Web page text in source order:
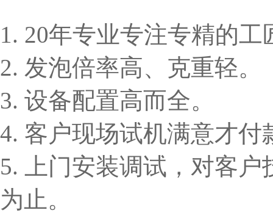
1. 20年专业专注专精的工
2. 发泡倍率高、克重轻。
3. 设备配置高而全。
4. 客户现场试机满意才付
5. 上门安装调试，对客
为止。